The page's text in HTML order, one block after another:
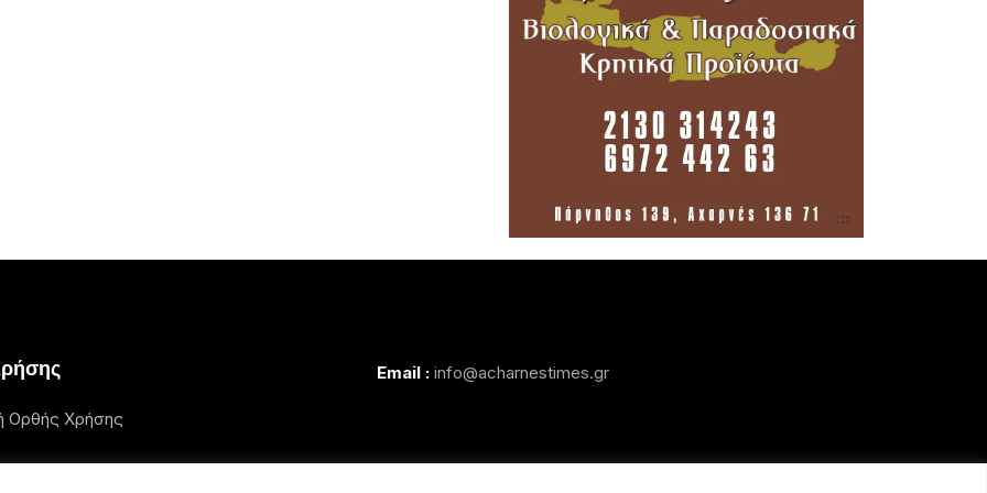
Ορθής Χρήσης
Email : info@acharnestimes.gr